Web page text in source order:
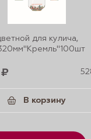
для кулича,
₽
В корзину